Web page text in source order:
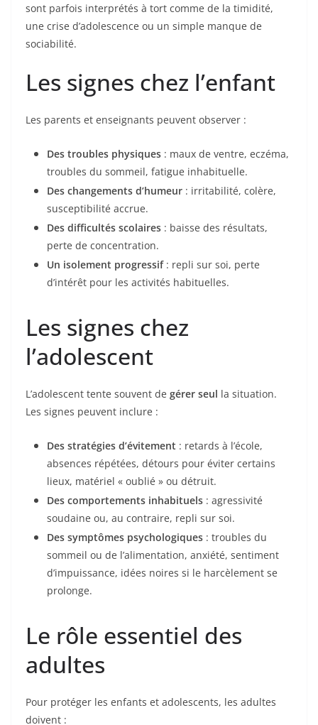
sont parfois interprétés à tort comme de la timidité,
une crise d’adolescence ou un simple manque de
sociabilité.
Les signes chez l’enfant
Les parents et enseignants peuvent observer :
Des troubles physiques : maux de ventre, eczéma,
troubles du sommeil, fatigue inhabituelle.
Des changements d’humeur : irritabilité, colère,
susceptibilité accrue.
Des difficultés scolaires : baisse des résultats,
perte de concentration.
Un isolement progressif: repli sur soi, perte
d’intérêt pour les activités habituelles.
Les signes chez
l’adolescent
L’adolescent tente souvent de gérer seul la situation.
Les signes peuvent inclure :
Des stratégies d’évitement : retards à l’école,
absences répétées, détours pour éviter certains
lieux, matériel « oublié » ou détruit.
Des comportements inhabituels : agressivité
soudaine ou, au contraire, repli sur soi.
Des symptômes psychologiques : troubles du
sommeil ou de l’alimentation, anxiété, sentiment
d’impuissance, idées noires si le harcèlement se
prolonge.
Le rôle essentiel des
adultes
Pour protéger les enfants et adolescents, les adultes
doivent :